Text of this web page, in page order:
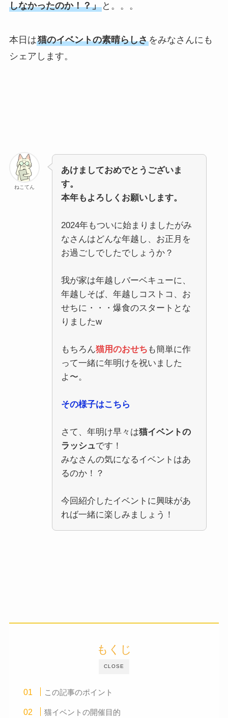
しなかったのか！？」と。。。
本日は猫のイベントの素晴らしさをみなさんにも
シェアします。
ねこてん
あけましておめでとうございま
す。
本年もよろしくお願いします。
2024年もついに始まりましたがみ
なさんはどんな年越し、お正月を
お過ごしでしたでしょうか？
我が家は年越しバーベキューに、
年越しそば、年越しコストコ、お
せちに・・・爆食のスタートとな
りましたw
もちろん猫用のおせち も簡単に作
って一緒に年明けを祝いました
よ〜。
その様子はこちら
さて、年明け早々は猫イベントの
ラッシュです！
みなさんの気になるイベントはあ
るのか！？
今回紹介したイベントに興味があ
れば一緒に楽しみましょう！
CLOSE
もくじ
この記事のポイント
猫イベントの開催目的